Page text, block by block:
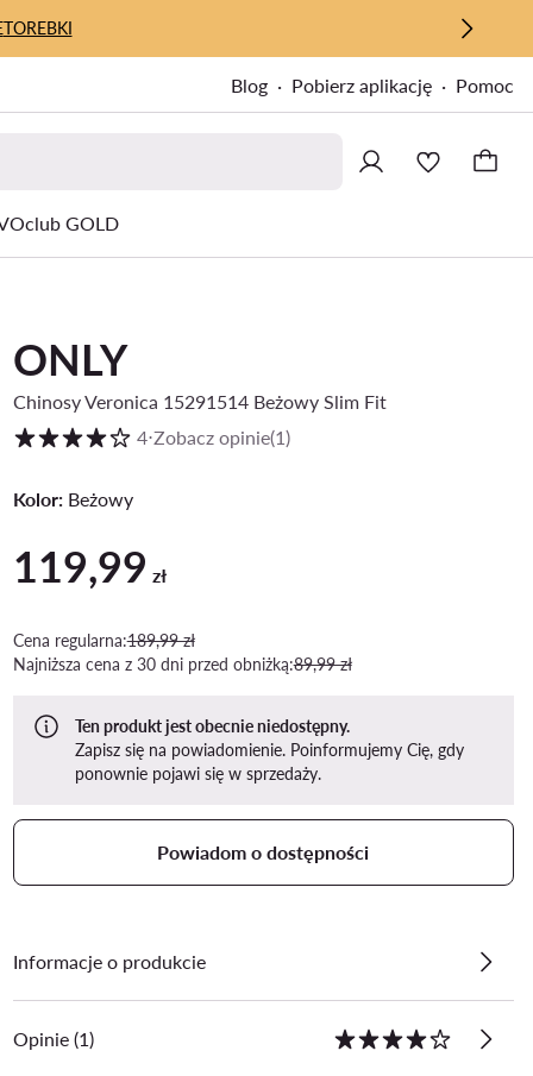
TOREBKI
Blog Pobierz aplikację Pomoc
GOLD
ONLY
Chinosy Veronica 15291514 Beżowy Slim Fit
Ocena klientów w skali od 1 do 5
4⋅Zobacz opinie(1)
Kolor:Beżowy
Aktualna cena 119,99 zł
119,99 zł
Cena regularna:189,99 zł
Najniższa cena z 30 dni przed obniżką:89,99 zł
Ten produkt jest obecnie niedostępny.
Zapisz się na powiadomienie. Poinformujemy Cię, gdy
ponownie pojawi się w sprzedaży.
Powiadom o dostępności
Informacje o produkcie
Opinie (1)